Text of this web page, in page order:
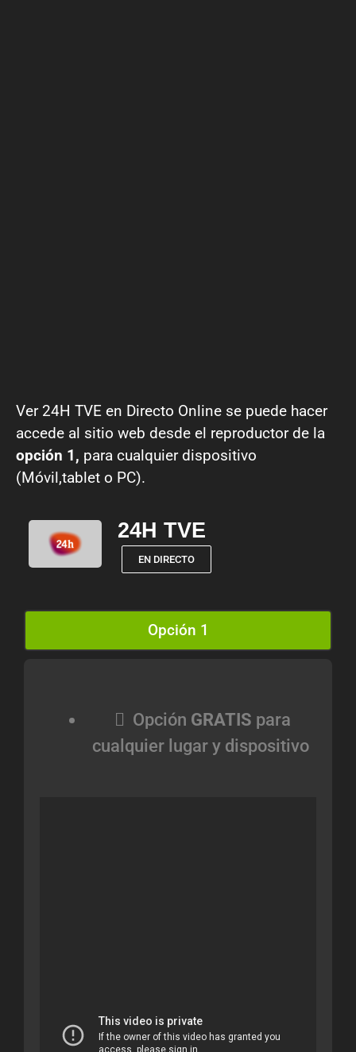
Ver 24H TVE en Directo Online se puede hacer
accede al sitio web desde el reproductor de la
opción 1, para cualquier dispositivo
(Móvil,tablet o PC).
24H TVE
EN DIRECTO
Opción 1
Opción GRATIS para
cualquier lugar y dispositivo